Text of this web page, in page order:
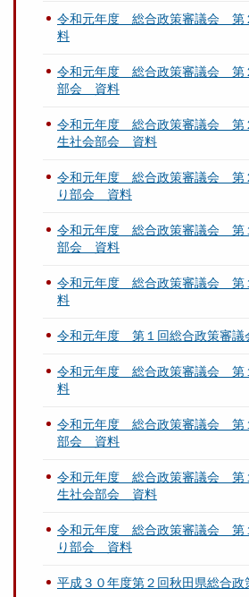
令和元年度 総合政策審議会 第
料
令和元年度 総合政策審議会 第
部会 資料
令和元年度 総合政策審議会 第
生社会部会 資料
令和元年度 総合政策審議会 第
り部会 資料
令和元年度 総合政策審議会 第
部会 資料
令和元年度 総合政策審議会 第
料
令和元年度 第１回総合政策審
令和元年度 総合政策審議会 第
料
令和元年度 総合政策審議会 第
部会 資料
令和元年度 総合政策審議会 第
生社会部会 資料
令和元年度 総合政策審議会 第
り部会 資料
平成３０年度第２回秋田県総合